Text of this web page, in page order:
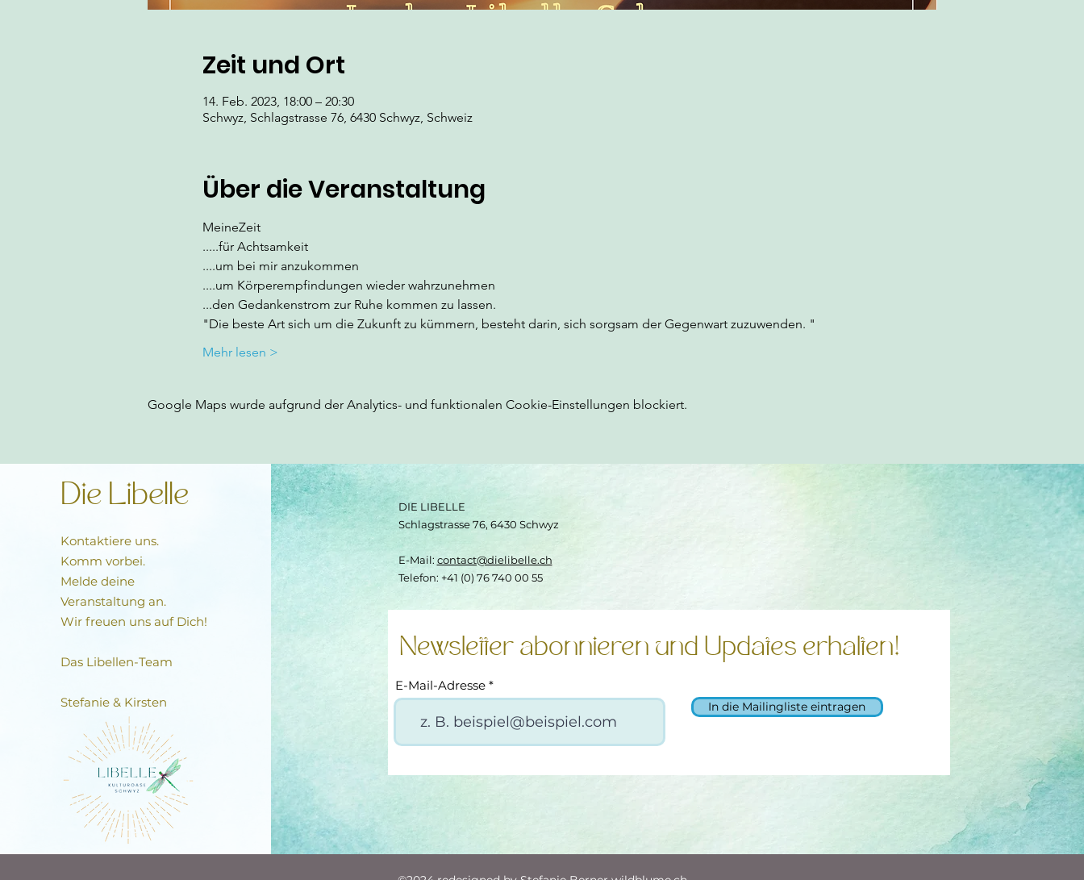
Zeit und Ort
14. Feb. 2023, 18:00 – 20:30
Schwyz, Schlagstrasse 76, 6430 Schwyz, Schweiz
Über die Veranstaltung
MeineZeit
.....für Achtsamkeit
....um bei mir anzukommen
....um Körperempfindungen wieder wahrzunehmen
...den Gedankenstrom zur Ruhe kommen zu lassen.
"Die beste Art sich um die Zukunft zu kümmern, besteht darin, sich sorgsam der Gegenwart zuzuwenden. "
Mehr lesen >
Google Maps wurde aufgrund der Analytics- und funktionalen Cookie-Einstellungen blockiert.
Die Libelle
Kontaktiere uns.
Komm vorbei.
Melde deine
Veranstaltung an.
Wir freuen uns auf Dich!
Das Libellen-Team​
Stefanie & Kirsten
DIE LIBELLE
Schlagstrasse 76, 6430 Schwyz
E-Mail: contact@dielibelle.ch
Telefon: +41 (0) 76 740 00 55
Newsletter abonnieren und Updates erhalten!
E-Mail-Adresse
In die Mailingliste eintragen